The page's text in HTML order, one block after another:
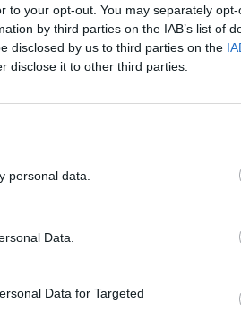
to your opt-out. You may separately
by third parties on the IAB’s list of
disclosed by us to third parties on the
disclose it to other third parties.
personal data.
Data.
Data for Targeted